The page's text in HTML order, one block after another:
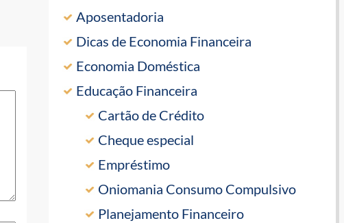
Aposentadoria
Dicas de Economia Financeira
Economia Doméstica
Educação Financeira
Cartão de Crédito
Cheque especial
Empréstimo
Oniomania Consumo Compulsivo
Planejamento Financeiro